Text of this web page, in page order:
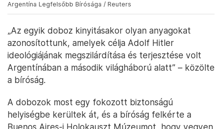
Argentína Legfelsőbb Bírósága / Reuters
„Az egyik doboz kinyitásakor olyan anyagokat
azonosítottunk, amelyek célja Adolf Hitler
ideológiájának megszilárdítása és terjesztése volt
Argentínában a második világháború alatt” – közölte
a bíróság.
A dobozok most egy fokozott biztonságú
helyiségbe kerültek át, és a bíróság felkérte a